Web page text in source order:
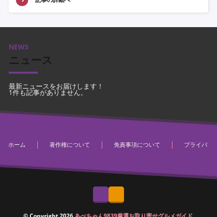
ニュース
NEWS
最新ニュースをお届けします！
1件も記事がありません。
ホーム 著作権について 免責事項について プライバシ